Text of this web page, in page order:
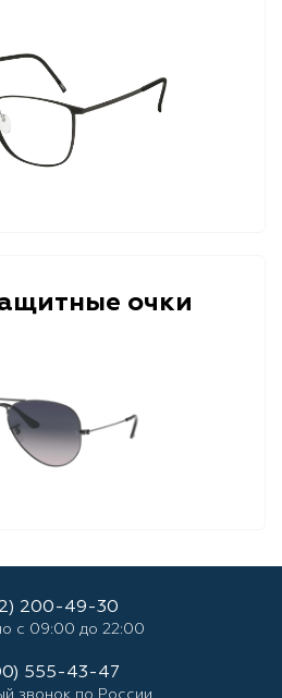
очки
200-49-30
с 09:00 до 22:00
555-43-47
звонок по России